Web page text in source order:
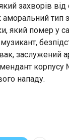
захворів від
помер у
заслужений
нападу.